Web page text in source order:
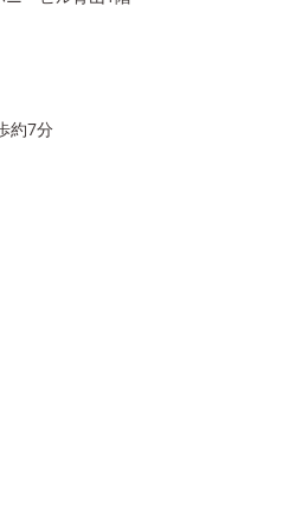
約7分